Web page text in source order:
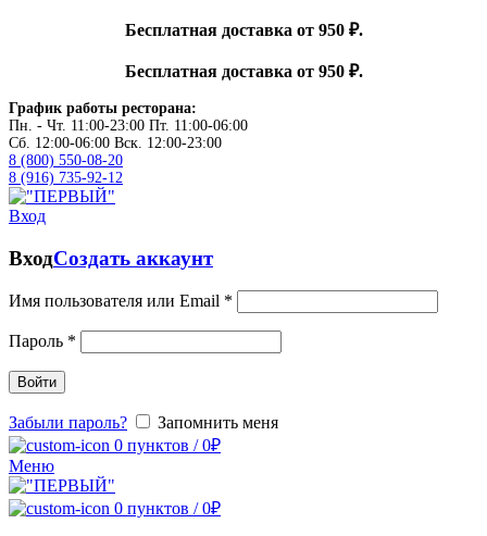
Бесплатная доставка от 950 ₽.
Бесплатная доставка от 950 ₽.
График работы ресторана:
Пн. - Чт. 11:00-23:00 Пт. 11:00-06:00
Сб. 12:00-06:00 Вск. 12:00-23:00
8 (800) 550-08-20
8 (916) 735-92-12
Вход
ВходСоздать аккаунт
Имя пользователя или Email *
Пароль *
Войти
Забыли пароль?
Запомнить меня
0 пунктов / 0₽
Меню
0 пунктов / 0₽